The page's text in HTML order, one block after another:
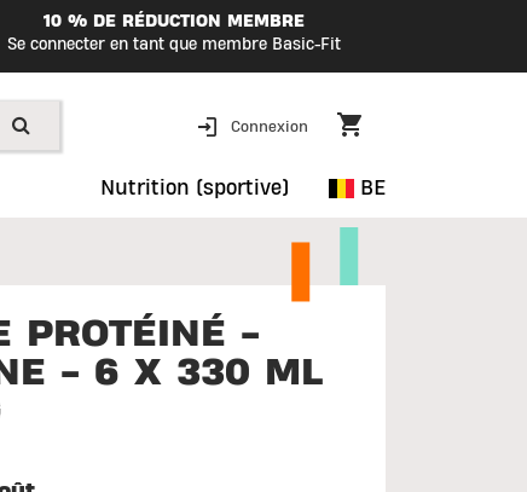
10 % DE RÉDUCTION MEMBRE
Se connecter en tant que membre Basic-Fit
Connexion
Nutrition (sportive) BE
PROTÉINÉ -
- 6 X 330 ML